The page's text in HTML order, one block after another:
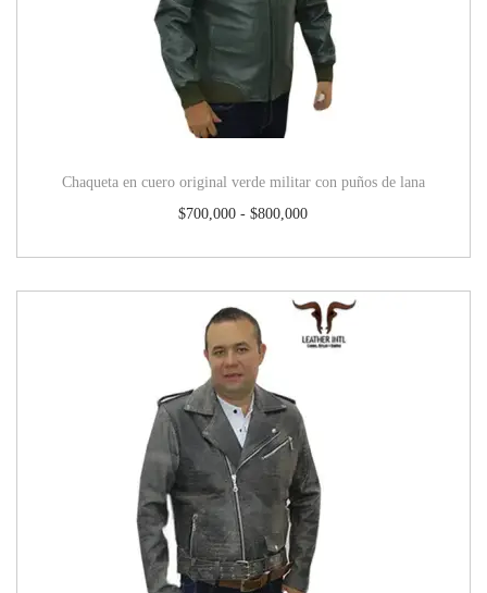
Chaqueta en cuero original verde militar con puños de lana
$700,000 - $800,000